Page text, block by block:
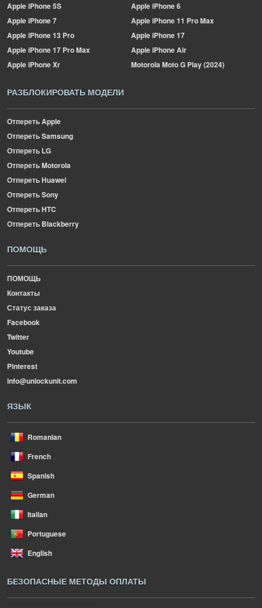
AppleiPhone 5S AppleiPhone 6
AppleiPhone 7 AppleiPhone 11 Pro Max
AppleiPhone 13 Pro AppleiPhone 17
AppleiPhone 17 Pro Max AppleiPhone Air
AppleiPhone Xr MotorolaMoto G Play (2024)
РАЗБЛОКИРОВАТЬ МОДЕЛИ
Отпереть Apple
Отпереть Samsung
Отпереть LG
Отпереть Motorola
Отпереть Huawei
Отпереть Sony
Отпереть HTC
Отпереть Blackberry
ПОМОЩЬ
ПОМОЩЬ
Контакты
Статус заказа
Facebook
Twitter
Youtube
Pinterest
info@unlockunit.com
ЯЗЫК
Romanian
French
Spanish
German
Italian
Portuguese
English
БЕЗОПАСНЫЕ МЕТОДЫ ОПЛАТЫ